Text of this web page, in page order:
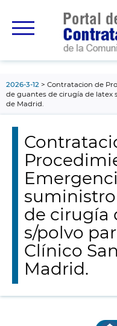
principal
2026-3-12
Contratacion de
de guantes de cirugía de latex
de Madrid.
de cirugía
s/polvo
Clínico
Madrid.